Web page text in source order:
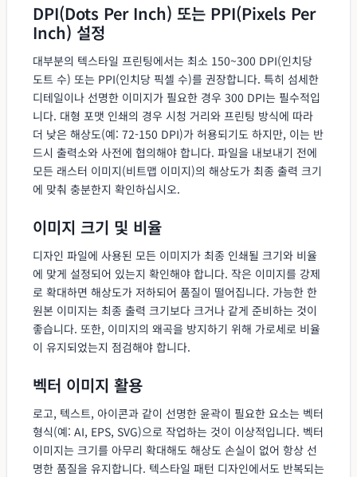
DPI(Dots Per Inch) 또는 PPI(Pixels Per
Inch) 설정
대부분의 텍스타일 프린팅에서는 최소 150~300 DPI(인치당
도트 수) 또는 PPI(인치당 픽셀 수)를 권장합니다. 특히 섬세한
디테일이나 선명한 이미지가 필요한 경우 300 DPI는 필수적입
니다. 대형 포맷 인쇄의 경우 시청 거리와 프린팅 방식에 따라
더 낮은 해상도(예: 72-150 DPI)가 허용되기도 하지만, 이는 반
드시 출력소와 사전에 협의해야 합니다. 파일을 내보내기 전에
모든 래스터 이미지(비트맵 이미지)의 해상도가 최종 출력 크기
에 맞춰 충분한지 확인하십시오.
이미지 크기 및 비율
디자인 파일에 사용된 모든 이미지가 최종 인쇄될 크기와 비율
에 맞게 설정되어 있는지 확인해야 합니다. 작은 이미지를 강제
로 확대하면 해상도가 저하되어 품질이 떨어집니다. 가능한 한
원본 이미지는 최종 출력 크기보다 크거나 같게 준비하는 것이
좋습니다. 또한, 이미지의 왜곡을 방지하기 위해 가로세로 비율
이 유지되었는지 점검해야 합니다.
벡터 이미지 활용
로고, 텍스트, 아이콘과 같이 선명한 윤곽이 필요한 요소는 벡터
형식(예: AI, EPS, SVG)으로 작업하는 것이 이상적입니다. 벡터
이미지는 크기를 아무리 확대해도 해상도 손실이 없어 항상 선
명한 품질을 유지합니다. 텍스타일 패턴 디자인에서도 반복되는